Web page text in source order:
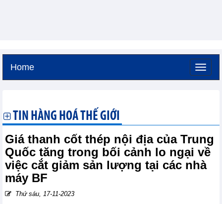
Home
TIN HÀNG HOÁ THẾ GIỚI
Giá thanh cốt thép nội địa của Trung
Quốc tăng trong bối cảnh lo ngại về
việc cắt giảm sản lượng tại các nhà
máy BF
Thứ sáu, 17-11-2023